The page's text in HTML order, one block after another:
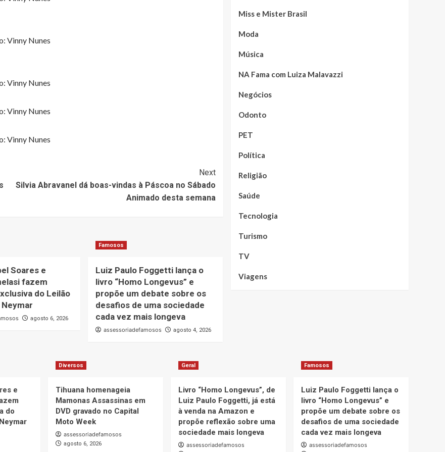
Vinny Nunes
Vinny Nunes
Vinny Nunes
Vinny Nunes
Next
Silvia Abravanel dá boas-vindas à Páscoa no Sábado
Animado desta semana
Soares e
fazem
do Leilão
agosto 6, 2026
Famosos
Luiz Paulo Foggetti lança o
livro “Homo Longevus” e
propõe um debate sobre os
desafios de uma sociedade
cada vez mais longeva
assessoriadefamosos agosto 4, 2026
Miss e Mister Brasil
Moda
Música
NA Fama com Luiza Malavazzi
Negócios
Odonto
PET
Política
Religião
Saúde
Tecnologia
Turismo
TV
Viagens
e
do
Diversos
Tihuana homenageia
Mamonas Assassinas em
DVD gravado no Capital
Moto Week
assessoriadefamosos
agosto 6, 2026
Geral
Livro “Homo Longevus”, de
Luiz Paulo Foggetti, já está
à venda na Amazon e
propõe reflexão sobre uma
sociedade mais longeva
assessoriadefamosos
Famosos
Luiz Paulo Foggetti lança o
livro “Homo Longevus” e
propõe um debate sobre os
desafios de uma sociedade
cada vez mais longeva
assessoriadefamosos